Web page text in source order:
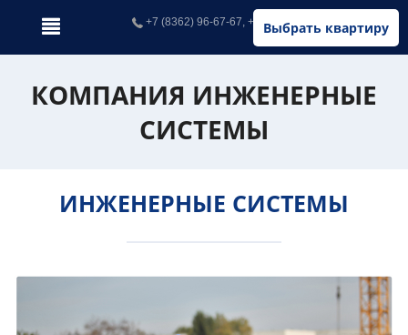
Выбрать квартиру
+7 (8362) 96-67-67, +7 (902) 326-67-67
КОМПАНИЯ ИНЖЕНЕРНЫЕ
СИСТЕМЫ
ИНЖЕНЕРНЫЕ СИСТЕМЫ